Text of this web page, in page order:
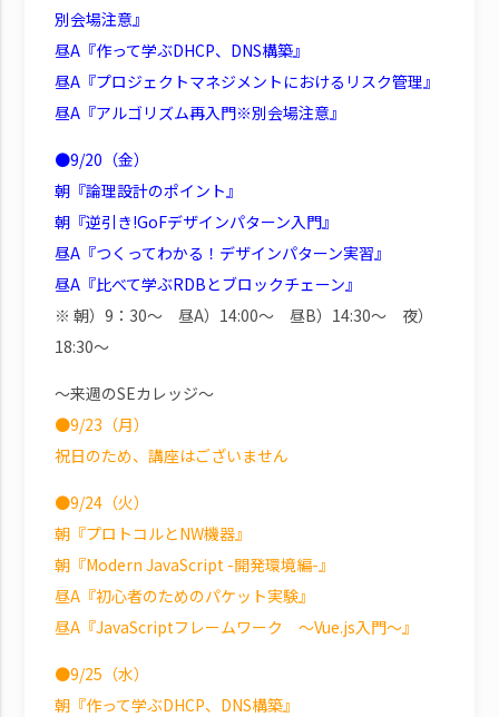
別会場注意』
昼A『作って学ぶDHCP、DNS構築』
昼A『プロジェクトマネジメントにおけるリスク管理』
昼A『アルゴリズム再入門※別会場注意』
●9/20（金）
朝『論理設計のポイント』
朝『逆引き!GoFデザインパターン入門』
昼A『つくってわかる！デザインパターン実習』
昼A『比べて学ぶRDBとブロックチェーン』
※ 朝）9：30～ 昼A）14:00～ 昼B）14:30～ 夜）
18:30～
～来週のSEカレッジ～
●9/23（月）
祝日のため、講座はございません
●9/24（火）
朝『プロトコルとNW機器』
朝『Modern JavaScript -開発環境編-』
昼A『初心者のためのパケット実験』
昼A『JavaScriptフレームワーク ～Vue.js入門～』
●9/25（水）
朝『作って学ぶDHCP、DNS構築』